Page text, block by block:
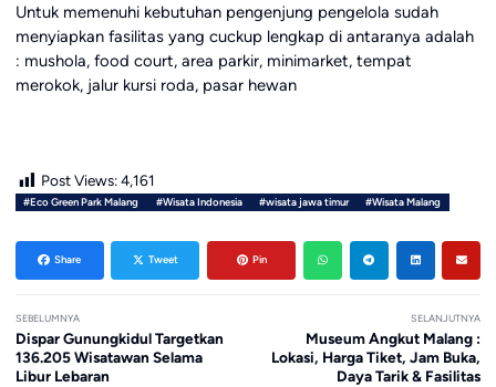
Untuk memenuhi kebutuhan pengenjung pengelola sudah
menyiapkan fasilitas yang cuckup lengkap di antaranya adalah
: mushola, food court, area parkir, minimarket, tempat
merokok, jalur kursi roda, pasar hewan
Post Views: 4,161
#Eco Green Park Malang #Wisata Indonesia #wisata jawa timur #Wisata Malang
Share Tweet Pin
SEBELUMNYA
Dispar Gunungkidul Targetkan
136.205 Wisatawan Selama
Libur Lebaran
SELANJUTNYA
Museum Angkut Malang :
Lokasi, Harga Tiket, Jam Buka,
Daya Tarik & Fasilitas